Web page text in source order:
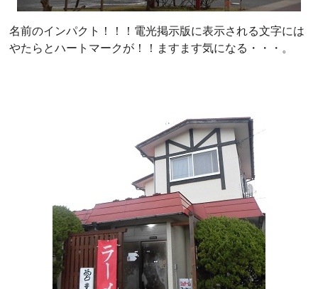
名前のインパクト！！！電光掲示版に表示される文字には
やたらとハートマークが！！ますます気になる・・・。